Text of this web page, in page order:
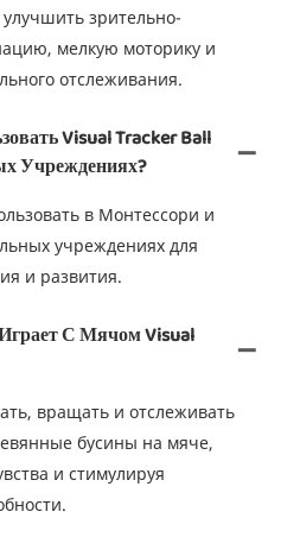
зрительно-
мелкую моторику и
отслеживания.
Visual Tracker Ball
Учреждениях?
в Монтессори и
учреждениях для
и развития.
С Мячом Visual
вращать и отслеживать
бусины на мяче,
и стимулируя